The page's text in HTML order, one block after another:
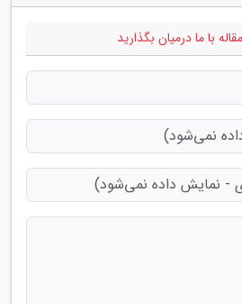
با ما درمیان بگذارید